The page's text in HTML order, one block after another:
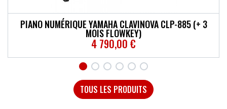
PIANO NUMÉRIQUE YAMAHA CLAVINOVA CLP-885 (+ 3
MOIS FLOWKEY)
4 790,00 €
PIANO NUMÉRIQUE YAMAHA CLAVINOVA CSP-275 (+ 3
MOIS FLOWKEY)
3 500,00 €
PIANO NUMÉRIQUE YAMAHA CLAVINOVA CLP-875 (+ 3
MOIS FLOWKEY)
3 090,00 €
PIANO NUMÉRIQUE YAMAHA CLAVINOVA CSP-255 (+ 3
MOIS FLOWKEY)
2 580,00 €
HOHNER CHROMONICA 12 TROUS
206,10 €
HOHNER ECHO DOUBLE DROIT
125,10 €
TOUS LES PRODUITS